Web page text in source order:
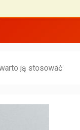
ją stosować